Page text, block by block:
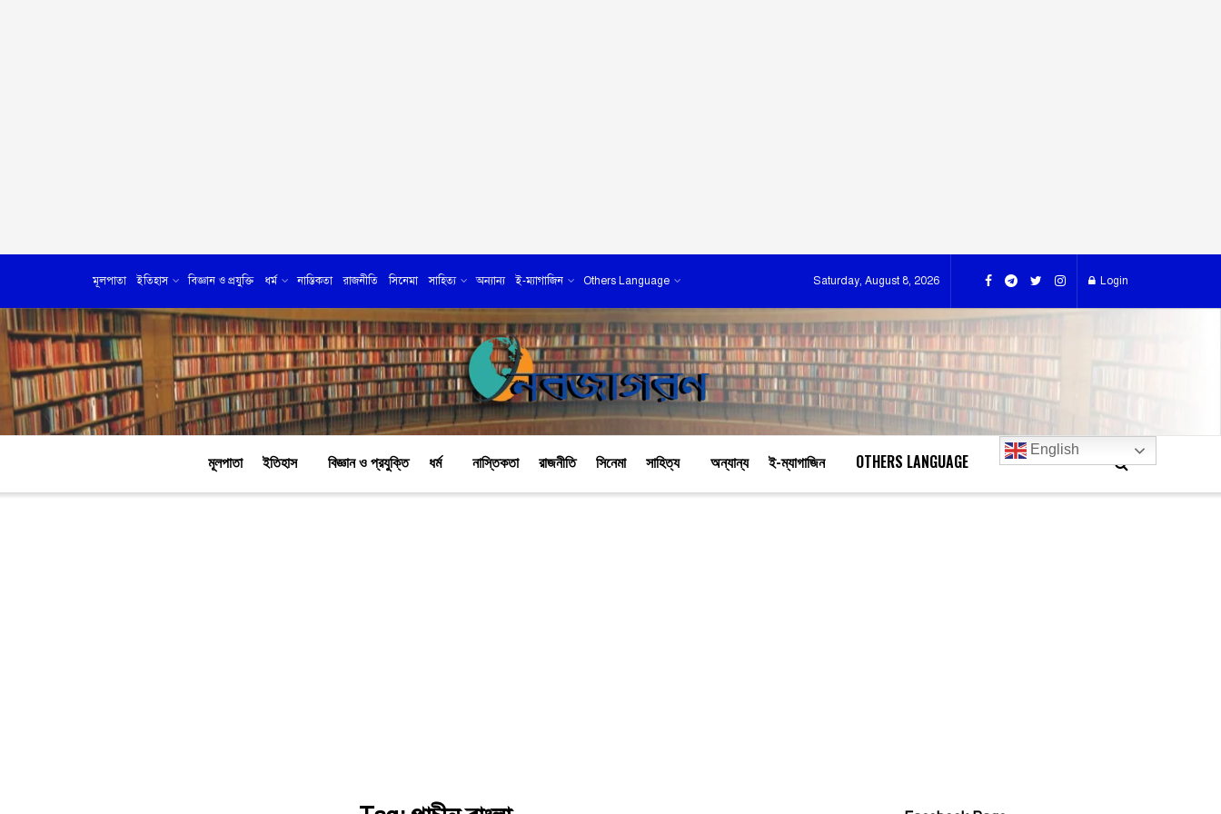
মূলপাতা ইতিহাস বিজ্ঞান ও প্রযুক্তি ধর্ম নাস্তিকতা রাজনীতি সিনেমা সাহিত্য অন্যান্য ই-ম্যাগাজিন Others Language Saturday, August 8, 2026 Login
মূলপাতা ইতিহাস বিজ্ঞান ও প্রযুক্তি ধর্ম নাস্তিকতা রাজনীতি সিনেমা সাহিত্য অন্যান্য ই-ম্যাগাজিন OTHERS LANGUAGE
English